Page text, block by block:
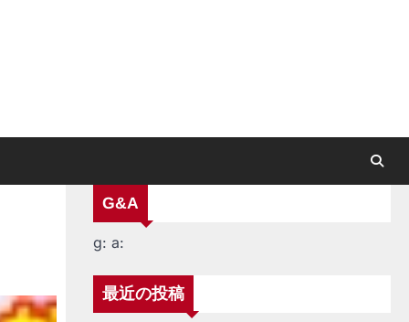
G&A
g: a:
最近の投稿